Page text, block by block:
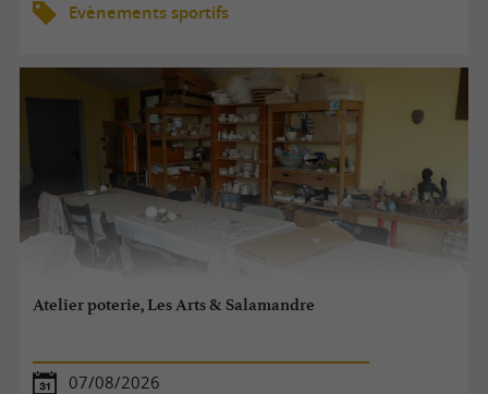
Evènements sportifs
Atelier poterie, Les Arts & Salamandre
07/08/2026